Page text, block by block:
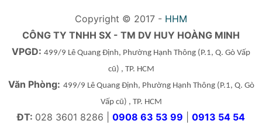
Copyright © 2017 - HHM
CÔNG TY TNHH SX - TM DV HUY HOÀNG MINH
VPGD: 499/9 Lê Quang Định, Phường Hạnh Thông (P.1, Q. Gò Vấp
cũ) , TP. HCM
Văn Phòng: 499/9 Lê Quang Định, Phường Hạnh Thông(P.1, Q. Gò
Vấp cũ) , TP. HCM
ĐT: 028 3601 8286 | 0908 63 53 99
0913 54 54